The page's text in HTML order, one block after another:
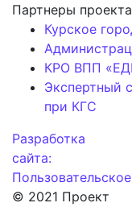
Партнеры проекта
Курское
КРО ВПП
Экспертный
при КГС
Разработка
сайта:
© 2021 Проект